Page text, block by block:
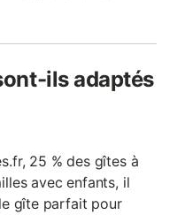
ils adaptés
25 % des gîtes à
avec enfants, il
gîte parfait pour